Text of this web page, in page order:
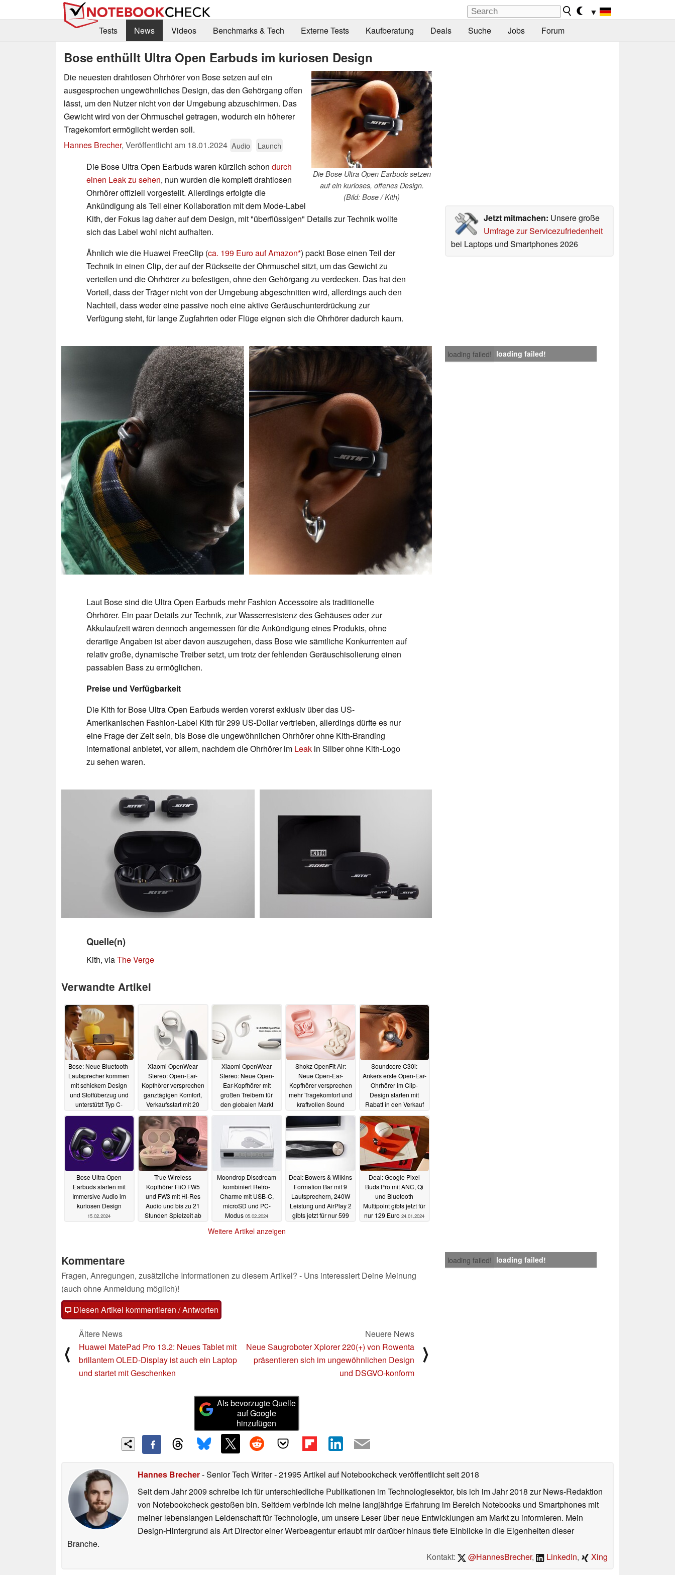
▼
Tests
News Videos Benchmarks & Tech Externe Tests Kaufberatung Deals Suche Jobs Forum
Bose enthüllt Ultra Open Earbuds im kuriosen Design
Die Bose Ultra Open Earbuds setzen
auf ein kurioses, offenes Design.
(Bild: Bose / Kith)
Die neuesten drahtlosen Ohrhörer von Bose setzen auf ein
ausgesprochen ungewöhnliches Design, das den Gehörgang offen
lässt, um den Nutzer nicht von der Umgebung abzuschirmen. Das
Gewicht wird von der Ohrmuschel getragen, wodurch ein höherer
Tragekomfort ermöglicht werden soll.
Hannes Brecher, Veröffentlicht am 18.01.2024 Audio Launch
Jetzt mitmachen: Unsere große
Umfrage zur Servicezufriedenheit
bei Laptops und Smartphones 2026
Die Bose Ultra Open Earbuds waren kürzlich schon durch
einen Leak zu sehen, nun wurden die komplett drahtlosen
Ohrhörer offiziell vorgestellt. Allerdings erfolgte die
Ankündigung als Teil einer Kollaboration mit dem Mode-Label
Kith, der Fokus lag daher auf dem Design, mit "überflüssigen" Details zur Technik wollte
sich das Label wohl nicht aufhalten.
Ähnlich wie die Huawei FreeClip (ca. 199 Euro auf Amazon ) packt Bose einen Teil der
Technik in einen Clip, der auf der Rückseite der Ohrmuschel sitzt, um das Gewicht zu
verteilen und die Ohrhörer zu befestigen, ohne den Gehörgang zu verdecken. Das hat den
Vorteil, dass der Träger nicht von der Umgebung abgeschnitten wird, allerdings auch den
Nachteil, dass weder eine passive noch eine aktive Geräuschunterdrückung zur
Verfügung steht, für lange Zugfahrten oder Flüge eignen sich die Ohrhörer dadurch kaum.
loading failed! loading failed!
Laut Bose sind die Ultra Open Earbuds mehr Fashion Accessoire als traditionelle
Ohrhörer. Ein paar Details zur Technik, zur Wasserresistenz des Gehäuses oder zur
Akkulaufzeit wären dennoch angemessen für die Ankündigung eines Produkts, ohne
derartige Angaben ist aber davon auszugehen, dass Bose wie sämtliche Konkurrenten auf
relativ große, dynamische Treiber setzt, um trotz der fehlenden Geräuschisolierung einen
passablen Bass zu ermöglichen.
Preise und Verfügbarkeit
Die Kith for Bose Ultra Open Earbuds werden vorerst exklusiv über das US-
Amerikanischen Fashion-Label Kith für 299 US-Dollar vertrieben, allerdings dürfte es nur
eine Frage der Zeit sein, bis Bose die ungewöhnlichen Ohrhörer ohne Kith-Branding
international anbietet, vor allem, nachdem die Ohrhörer im Leak in Silber ohne Kith-Logo
zu sehen waren.
Quelle(n)
Kith, viaThe Verge
Verwandte Artikel
Bose: Neue Bluetooth-
Lautsprecher kommen
mit schickem Design
und Stoffüberzug und
unterstützt Typ C-
01.10.2024
Xiaomi OpenWear
Stereo: Open-Ear-
Kopfhörer versprechen
ganztägigen Komfort,
Verkaufsstart mit 20
18.07.2024
Xiaomi OpenWear
Stereo: Neue Open-
Ear-Kopfhörer mit
großen Treibern für
den globalen Markt
Shokz OpenFit Air:
Neue Open-Ear-
Kopfhörer versprechen
mehr Tragekomfort und
kraftvollen Sound
05.06.2024
Soundcore C30i:
Ankers erste Open-Ear-
Ohrhörer im Clip-
Design starten mit
Rabatt in den Verkauf
29.05.2024
Bose Ultra Open
Earbuds starten mit
Immersive Audio im
kuriosen Design
15.02.2024
True Wireless
Kopfhörer FiiO FW5
und FW3 mit Hi-Res
Audio und bis zu 21
Stunden Spielzeit ab
Moondrop Discdream
kombiniert Retro-
Charme mit USB-C,
microSD und PC-
Modus 05.02.2024
Deal: Bowers & Wilkins
Formation Bar mit 9
Lautsprechern, 240W
Leistung und AirPlay 2
gibts jetzt für nur 599
Deal: Google Pixel
Buds Pro mit ANC, Qi
und Bluetooth
Multipoint gibts jetzt für
nur 129 Euro 24.01.2024
Weitere Artikel anzeigen
loading failed! loading failed!
Kommentare
Fragen, Anregungen, zusätzliche Informationen zu diesem Artikel? - Uns interessiert Deine Meinung
(auch ohne Anmeldung möglich)!
Diesen Artikel kommentieren / Antworten
⟨
Ältere News
Huawei MatePad Pro 13.2: Neues Tablet mit
brillantem OLED-Display ist auch ein Laptop
und startet mit Geschenken
Neuere News
Neue Saugroboter Xplorer 220(+) von Rowenta
präsentieren sich im ungewöhnlichen Design
und DSGVO-konform
⟩
Als bevorzugte Quelle
auf Google
hinzufügen
Hannes Brecher- Senior Tech Writer- 21995 Artikel auf Notebookcheck veröffentlichtseit 2018
Seit dem Jahr 2009 schreibe ich für unterschiedliche Publikationen im Technologiesektor, bis ich im Jahr 2018 zur News-Redaktion
von Notebookcheck gestoßen bin. Seitdem verbinde ich meine langjährige Erfahrung im Bereich Notebooks und Smartphones mit
meiner lebenslangen Leidenschaft für Technologie, um unsere Leser über neue Entwicklungen am Markt zu informieren. Mein
Design-Hintergrund als Art Director einer Werbeagentur erlaubt mir darüber hinaus tiefe Einblicke in die Eigenheiten dieser
Branche.
Kontakt:
@HannesBrecher, LinkedIn, Xing